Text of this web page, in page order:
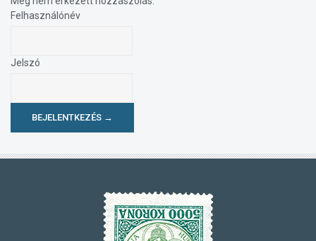
Felhasználónév
Jelszó
BEJELENTKEZÉS →